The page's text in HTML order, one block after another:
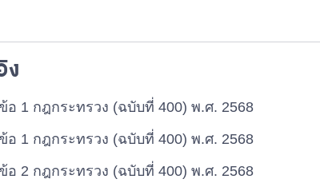
ง
ข้อ 1 กฎกระทรวง (ฉบับที่ 400) พ.ศ. 2568
ข้อ 1 กฎกระทรวง (ฉบับที่ 400) พ.ศ. 2568
ข้อ 2 กฎกระทรวง (ฉบับที่ 400) พ.ศ. 2568